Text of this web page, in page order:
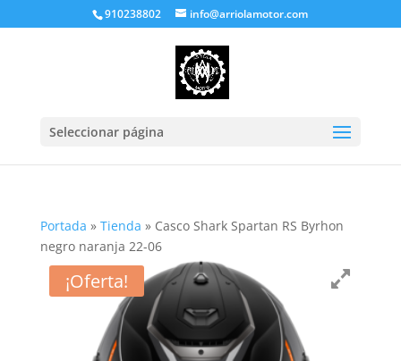
910238802 info@arriolamotor.com
Seleccionar página
Portada » Tienda » Casco Shark Spartan RS Byrhon
negro naranja 22-06
¡Oferta!